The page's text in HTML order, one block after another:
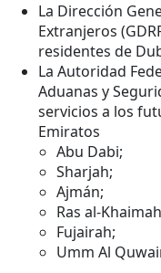
La Dirección
Extranjeros
residentes de
La Autoridad
Aduanas y
servicios a los
Emiratos
Abu Dabi;
Sharjah;
Ajmán;
Ras al-
Fujairah;
Umm Al